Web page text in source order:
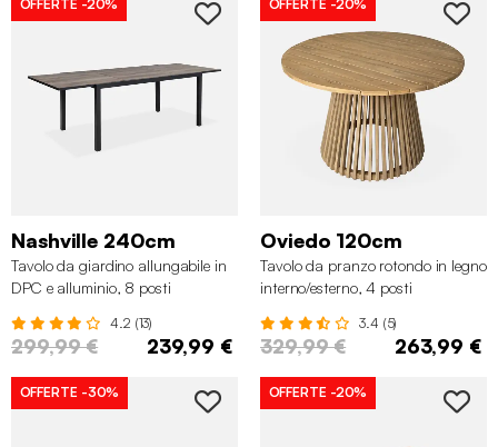
OFFERTE -20%
Nashville 240cm
Tavolo da giardino allungabile in
DPC e alluminio, 8 posti
4.2 (13)
299,99 € 239,99 €
OFFERTE -20%
Oviedo 120cm
Tavolo da pranzo rotondo in legno
interno/esterno, 4 posti
3.4 (5)
329,99 € 263,99 €
OFFERTE -30% OFFERTE -20%